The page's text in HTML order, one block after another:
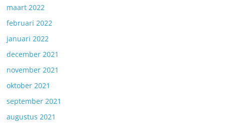
maart 2022
februari 2022
januari 2022
december 2021
november 2021
oktober 2021
september 2021
augustus 2021